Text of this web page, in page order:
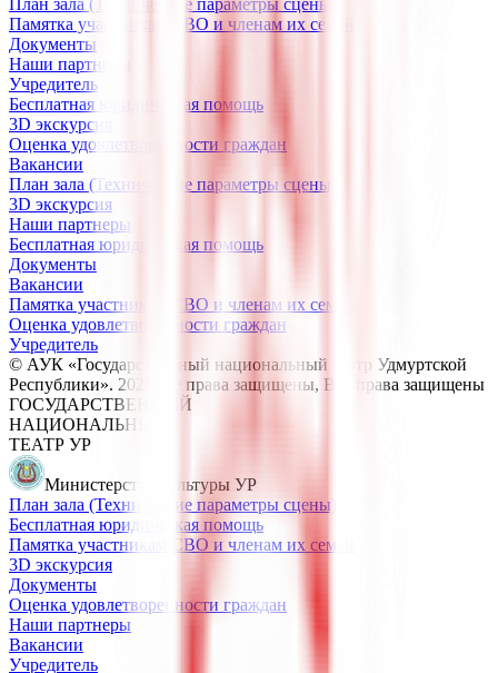
Памятка участникам СВО и членам их семей
Документы
Наши партнеры
Учредитель
Бесплатная юридическая помощь
3D экскурсия
Оценка удовлетворенности граждан
Вакансии
План зала (Технические параметры сцены)
3D экскурсия
Наши партнеры
Бесплатная юридическая помощь
Документы
Вакансии
Памятка участникам СВО и членам их семей
Оценка удовлетворенности граждан
Учредитель
© АУК «Государственный национальный театр Удмуртской
Республики». 2026 Все права защищены, Все права защищены
ГОСУДАРСТВЕННЫЙ
НАЦИОНАЛЬНЫЙ
ТЕАТР УР
Министерство культуры УР
План зала (Технические параметры сцены)
Бесплатная юридическая помощь
Памятка участникам СВО и членам их семей
3D экскурсия
Документы
Оценка удовлетворенности граждан
Наши партнеры
Вакансии
Учредитель